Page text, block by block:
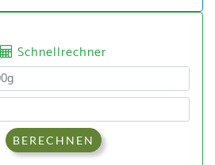
Schnellrechner
BERECHNEN